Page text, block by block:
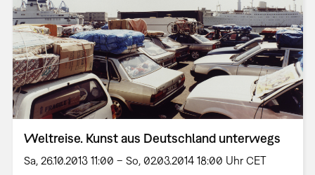
Weltreise. Kunst aus Deutschland unterwegs
Sa, 26.10.2013 11:00 – So, 02.03.2014 18:00 Uhr CET